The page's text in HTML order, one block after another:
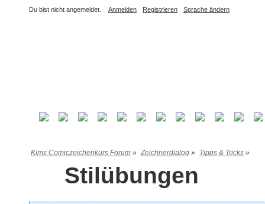
Du bist nicht angemeldet. Anmelden Registrieren Sprache ändern
Kims Comiczeichenkurs Forum » Zeichnerdialog » Tipps & Tricks »
Stilübungen